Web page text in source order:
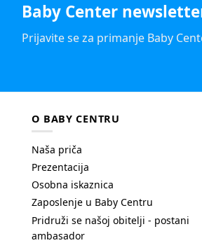
35
36
Baby Center
Prijavite se za primanje Baby
O BABY CENTRU
Naša priča
Prezentacija
Osobna iskaznica
Zaposlenje u Baby Centru
Pridruži se našoj obitelji - postani
ambasador